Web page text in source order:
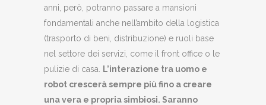
anni, però, potranno passare a mansioni
fondamentali anche nell’ambito della logistica
(trasporto di beni, distribuzione) e ruoli base
nel settore dei servizi, come il front office o le
pulizie di casa.
L’interazione tra uomo e
robot crescerà sempre più fino a creare
una vera e propria simbiosi. Saranno